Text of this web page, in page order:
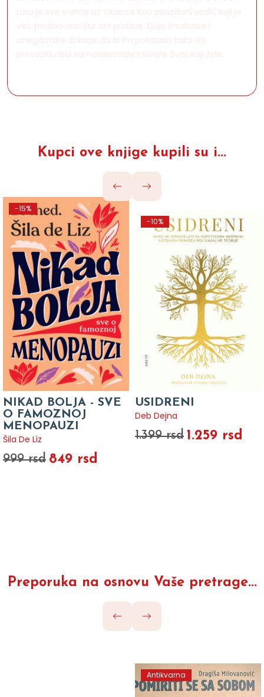
Lora je sve vreme uz čitaoce kao pouzdani vodič koji je
već prošao ono što oni prolaze. Daje im alatke i
anegdotske dokaze da bi im pokazala kako da
prevaziđu bol samosabotaže i stvore život koji žele.
Kupci ove knjige kupili su i...
-15%
NIKAD BOLJA - SVE
O FAMOZNOJ
MENOPAUZI
Šila De Liz
999 rsd 849 rsd
-10%
USIDRENI
Deb Dejna
1.399 rsd 1.259 rsd
Preporuka na osnovu Vaše pretrage...
Antikvarna